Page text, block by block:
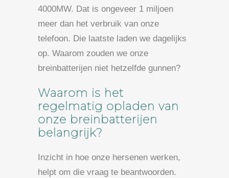
4000MW. Dat is ongeveer 1 miljoen
meer dan het verbruik van onze
telefoon. Die laatste laden we dagelijks
op. Waarom zouden we onze
breinbatterijen niet hetzelfde gunnen?
Waarom is het
regelmatig opladen van
onze breinbatterijen
belangrijk?
Inzicht in hoe onze hersenen werken,
helpt om die vraag te beantwoorden.